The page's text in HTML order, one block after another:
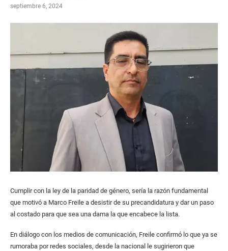
septiembre 6, 2024
Cumplir con la ley de la paridad de género, sería la razón fundamental
que motivó a Marco Freile a desistir de su precandidatura y dar un paso
al costado para que sea una dama la que encabece la lista.
En diálogo con los medios de comunicación, Freile confirmó lo que ya se
rumoraba por redes sociales, desde la nacional le sugirieron que